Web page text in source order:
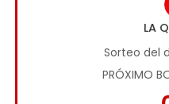
LA
Sorteo del
PRÓXIMO